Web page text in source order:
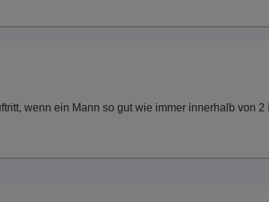
wenn ein Mann so gut wie immer innerhalb von